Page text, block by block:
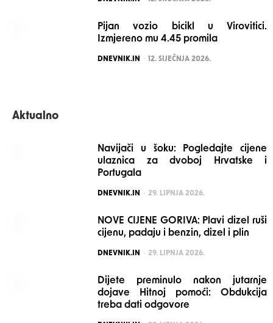
Pijan vozio bicikl u Virovitici.
Izmjereno mu 4.45 promila
POSTED
DNEVNIK.IN 12. SIJEČNJA 2026.
Aktualno
Navijači u šoku: Pogledajte cijene
ulaznica za dvoboj Hrvatske i
Portugala
POSTED
DNEVNIK.IN 29. LIPNJA 2026.
NOVE CIJENE GORIVA: Plavi dizel ruši
cijenu, padaju i benzin, dizel i plin
POSTED
DNEVNIK.IN 29. LIPNJA 2026.
Dijete preminulo nakon jutarnje
dojave Hitnoj pomoći: Obdukcija
treba dati odgovore